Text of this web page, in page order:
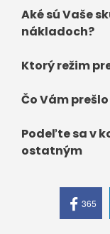
Aké sú Vaše
nákladoch?
Ktorý režim
Čo Vám
Podeľte sa v
ostatným
365